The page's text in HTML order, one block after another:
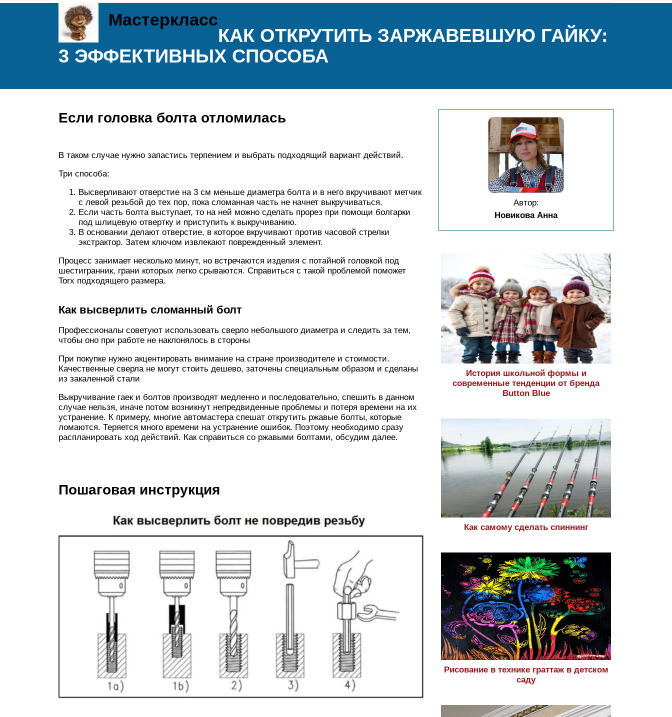
Мастеркласс
КАК ОТКРУТИТЬ ЗАРЖАВЕВШУЮ ГАЙКУ:
3 ЭФФЕКТИВНЫХ СПОСОБА
Если головка болта отломилась
В таком случае нужно запастись терпением и выбрать подходящий вариант действий.
Три способа:
Высверливают отверстие на 3 см меньше диаметра болта и в него вкручивают метчик
с левой резьбой до тех пор, пока сломанная часть не начнет выкручиваться.
Если часть болта выступает, то на ней можно сделать прорез при помощи болгарки
под шлицевую отвертку и приступить к выкручиванию.
В основании делают отверстие, в которое вкручивают против часовой стрелки
экстрактор. Затем ключом извлекают поврежденный элемент.
Процесс занимает несколько минут, но встречаются изделия с потайной головкой под
шестигранник, грани которых легко срываются. Справиться с такой проблемой поможет
Torx подходящего размера.
Как высверлить сломанный болт
Профессионалы советуют использовать сверло небольшого диаметра и следить за тем,
чтобы оно при работе не наклонялось в стороны
При покупке нужно акцентировать внимание на стране производителе и стоимости.
Качественные сверла не могут стоить дешево, заточены специальным образом и сделаны
из закаленной стали
Выкручивание гаек и болтов производят медленно и последовательно, спешить в данном
случае нельзя, иначе потом возникнут непредвиденные проблемы и потеря времени на их
устранение. К примеру, многие автомастера спешат открутить ржавые болты, которые
ломаются. Теряется много времени на устранение ошибок. Поэтому необходимо сразу
распланировать ход действий. Как справиться со ржавыми болтами, обсудим далее.
Пошаговая инструкция
Автор:
Новикова Анна
История школьной формы и
современные тенденции от бренда
Button Blue
Как самому сделать спиннинг
Рисование в технике граттаж в детском
саду